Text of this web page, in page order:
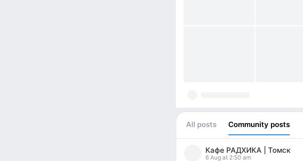
All posts Community posts
Кафе РАДХИКА | Томск
6 Aug at 2:50 am